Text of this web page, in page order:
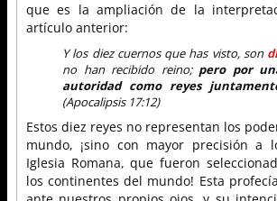
que es la ampliación de la
artículo anterior:
Y los diez cuernos que has visto, son
no han recibido reino; pero por
autoridad como reyes
(Apocalipsis 17:12)
Estos diez reyes no representan los
mundo, ¡sino con mayor precisión a
Iglesia Romana, que fueron
los continentes del mundo! Esta